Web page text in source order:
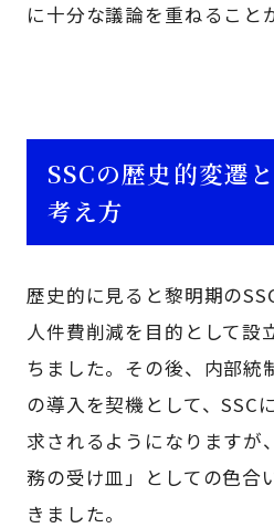
に十分な議論を重ねること
SSCの歴史的変遷
考え方
歴史的に見ると黎明期の
人件費削減を目的として設
ちました。その後、内部統
の導入を契機として、SSC
求されるようになりますが
務の受け皿」としての色合
きました。